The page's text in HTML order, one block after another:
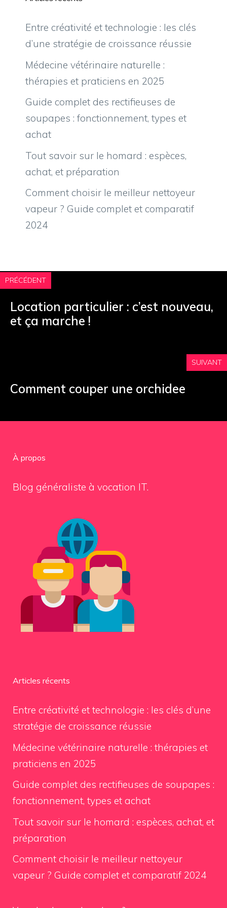
Entre créativité et technologie : les clés
d’une stratégie de croissance réussie
Médecine vétérinaire naturelle :
thérapies et praticiens en 2025
Guide complet des rectifieuses de
soupapes : fonctionnement, types et
achat
Tout savoir sur le homard : espèces,
achat, et préparation
Comment choisir le meilleur nettoyeur
vapeur ? Guide complet et comparatif
2024
PRÉCÉDENT
Location particulier : c’est nouveau,
et ça marche !
SUIVANT
Comment couper une orchidee
À propos
Blog généraliste à vocation IT.
Articles récents
Entre créativité et technologie : les clés d’une
stratégie de croissance réussie
Médecine vétérinaire naturelle : thérapies et
praticiens en 2025
Guide complet des rectifieuses de soupapes :
fonctionnement, types et achat
Tout savoir sur le homard : espèces, achat, et
préparation
Comment choisir le meilleur nettoyeur
vapeur ? Guide complet et comparatif 2024